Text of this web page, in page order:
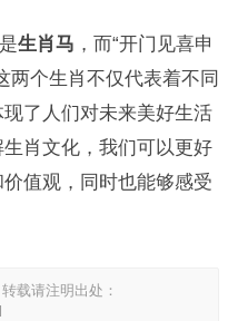
生肖马 ，而“开门见喜申
两个生肖不仅代表着不同
了人们对未来美好生活
肖文化，我们可以更好
值观，同时也能够感受
载请注明出处：